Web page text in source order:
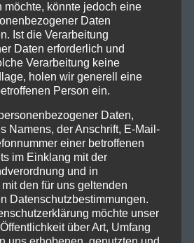
möchte, könnte jedoch eine
Daten
Ist die Verarbeitung
Daten erforderlich und
Verarbeitung keine
holen wir generell eine
Person ein.
Daten,
Namens, der Anschrift, E-Mail-
einer betroffenen
im Einklang mit der
und in
den für uns geltenden
Datenschutzbestimmungen.
möchte unser
über Art, Umfang